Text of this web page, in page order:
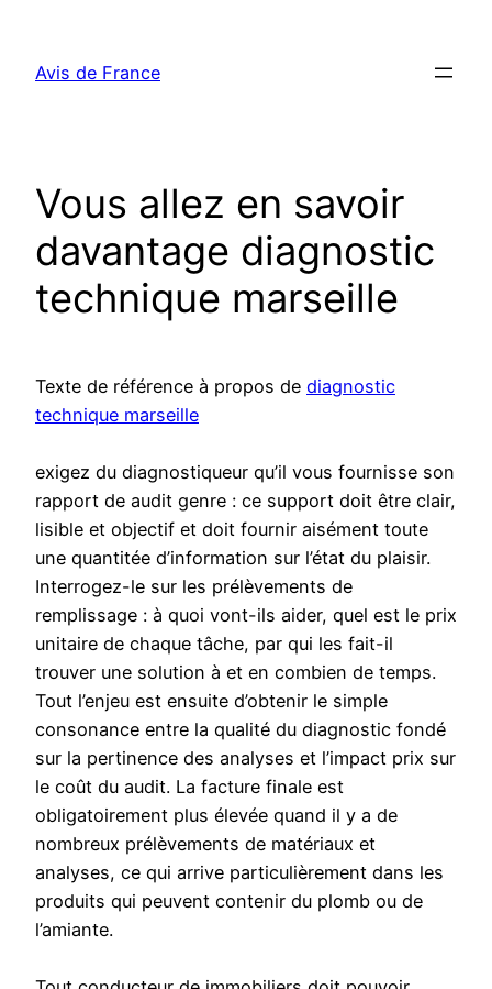
contenu
Avis de France
Vous allez en savoir
davantage diagnostic
technique marseille
Texte de référence à propos de diagnostic
technique marseille
exigez du diagnostiqueur qu’il vous fournisse son
rapport de audit genre : ce support doit être clair,
lisible et objectif et doit fournir aisément toute
une quantitée d’information sur l’état du plaisir.
Interrogez-le sur les prélèvements de
remplissage : à quoi vont-ils aider, quel est le prix
unitaire de chaque tâche, par qui les fait-il
trouver une solution à et en combien de temps.
Tout l’enjeu est ensuite d’obtenir le simple
consonance entre la qualité du diagnostic fondé
sur la pertinence des analyses et l’impact prix sur
le coût du audit. La facture finale est
obligatoirement plus élevée quand il y a de
nombreux prélèvements de matériaux et
analyses, ce qui arrive particulièrement dans les
produits qui peuvent contenir du plomb ou de
l’amiante.